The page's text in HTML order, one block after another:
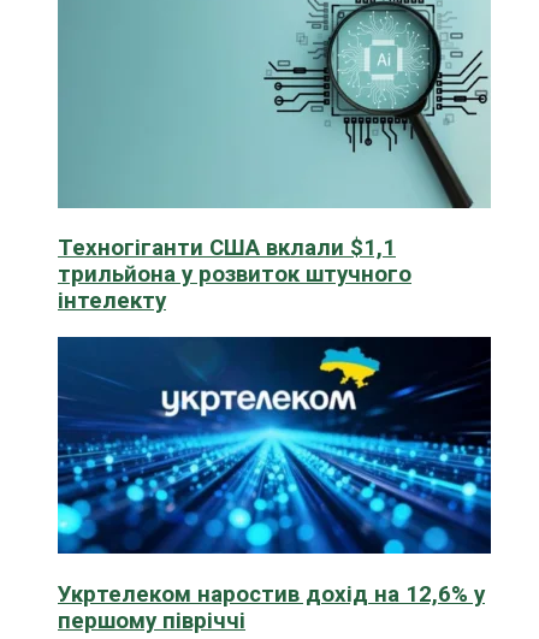
Техногіганти США вклали $1,1
трильйона у розвиток штучного
інтелекту
Укртелеком наростив дохід на 12,6% у
першому півріччі